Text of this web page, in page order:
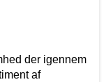
der igennem
af